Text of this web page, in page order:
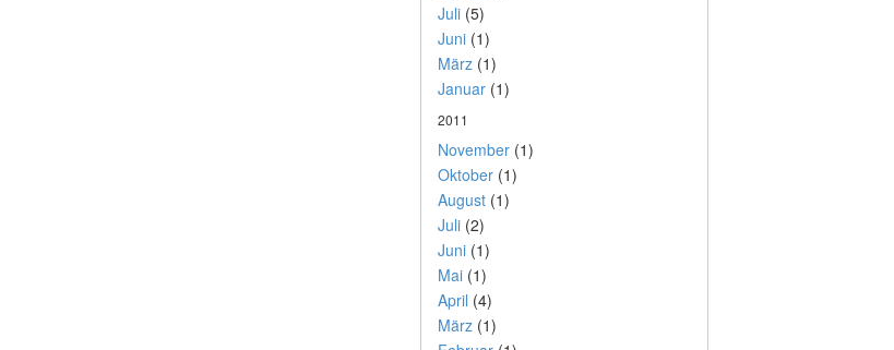
Juli(5)
Juni(1)
März(1)
Januar(1)
2011
November(1)
Oktober(1)
August(1)
Juli(2)
Juni(1)
Mai(1)
April (4)
März(1)